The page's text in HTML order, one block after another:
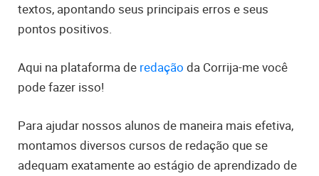
textos, apontando seus principais erros e seus
pontos positivos.
Aqui na plataforma de redação da Corrija-me você
pode fazer isso!
Para ajudar nossos alunos de maneira mais efetiva,
montamos diversos cursos de redação que se
adequam exatamente ao estágio de aprendizado de